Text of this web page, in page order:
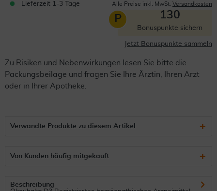
Lieferzeit 1-3 Tage Alle Preise inkl. MwSt. Versandkosten
P 130
Bonuspunkte sichern
Jetzt Bonuspunkte sammeln
Zu Risiken und Nebenwirkungen lesen Sie bitte die
Packungsbeilage und fragen Sie Ihre Ärztin, Ihren Arzt
oder in Ihrer Apotheke.
Verwandte Produkte zu diesem Artikel
Von Kunden häufig mitgekauft
Beschreibung